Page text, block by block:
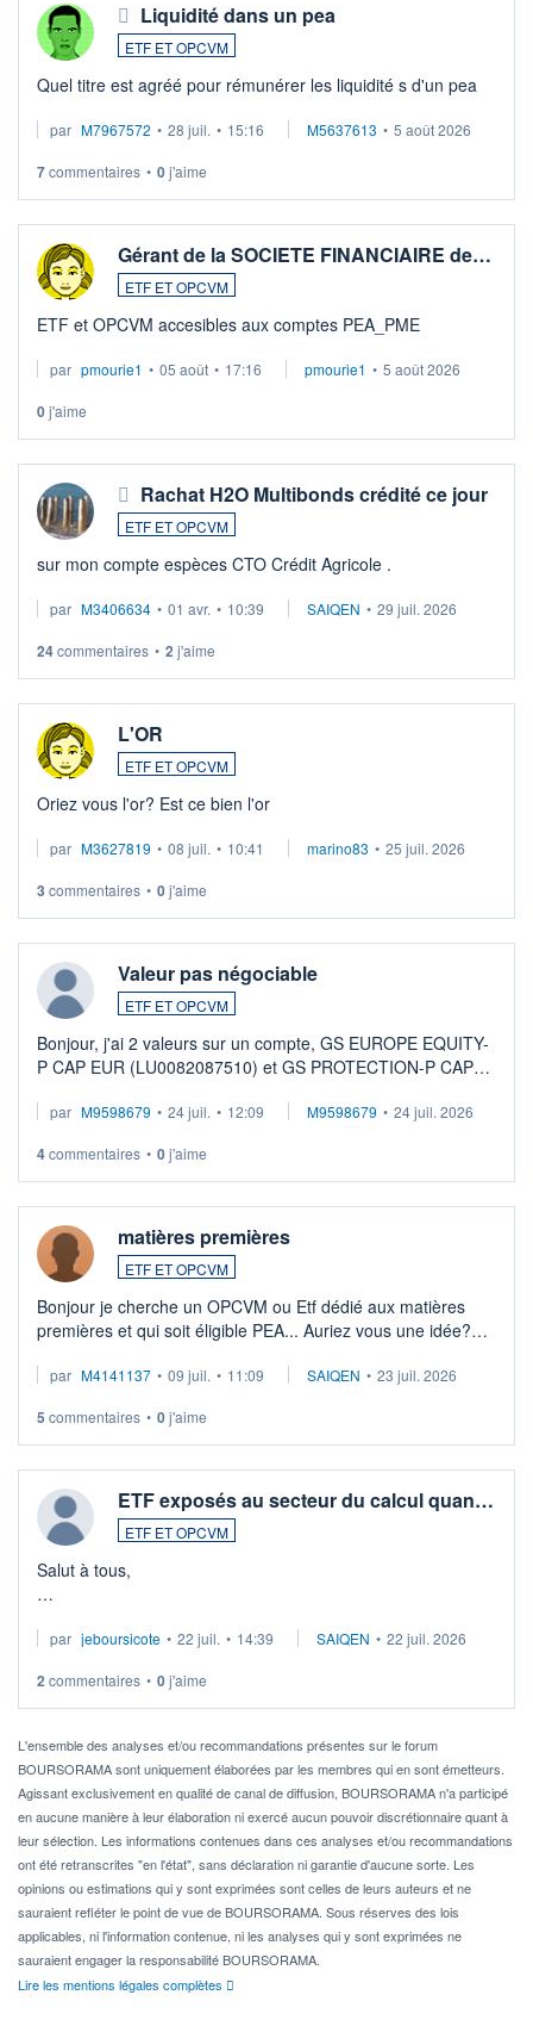
Liquidité dans un pea
ETF ET OPCVM
Quel titre est agréé pour rémunérer les liquidité s d'un pea
par M7967572 • 28 juil. • 15:16 M5637613 • 5 août 2026
7commentaires • 0j'aime
Gérant de la SOCIETE FINANCIAIRE de…
ETF ET OPCVM
ETF et OPCVM accesibles aux comptes PEA_PME
par pmourie1 • 05 août • 17:16 pmourie1 • 5 août 2026
0j'aime
Rachat H2O Multibonds crédité ce jour
ETF ET OPCVM
sur mon compte espèces CTO Crédit Agricole .
par M3406634 • 01 avr. • 10:39 SAIQEN • 29 juil. 2026
24commentaires • 2 j'aime
L'OR
ETF ET OPCVM
Oriez vous l'or? Est ce bien l'or
par M3627819 • 08 juil. • 10:41 marino83 • 25 juil. 2026
3 commentaires • 0j'aime
Valeur pas négociable
ETF ET OPCVM
Bonjour, j'ai 2 valeurs sur un compte, GS EUROPE EQUITY-
P CAP EUR (LU0082087510) et GS PROTECTION-P CAP
veux procéder à la vente, on me signale ...
par M9598679 • 24 juil. • 12:09 M9598679 • 24 juil. 2026
4commentaires • 0j'aime
matières premières
ETF ET OPCVM
Bonjour je cherche un OPCVM ou Etf dédié aux matières
premières et qui soit éligible PEA... Auriez vous une idée?
par M4141137 • 09 juil. • 11:09 SAIQEN • 23 juil. 2026
5 commentaires • 0j'aime
ETF exposés au secteur du calcul quan…
ETF ET OPCVM
Salut à tous,
via un ETF plutôt que des actions individuelles.
Idéalement, je voudrais qu'il soit éligible au PEA.
Pour l' ...
par jeboursicote • 22 juil. • 14:39 SAIQEN • 22 juil. 2026
2 commentaires • 0j'aime
L'ensemble des analyses et/ou recommandations présentes sur le forum
BOURSORAMA sont uniquement élaborées par les membres qui en sont émetteurs.
Agissant exclusivement en qualité de canal de diffusion, BOURSORAMA n'a participé
en aucune manière à leur élaboration ni exercé aucun pouvoir discrétionnaire quant à
leur sélection. Les informations contenues dans ces analyses et/ou recommandations
ont été retranscrites "en l'état", sans déclaration ni garantie d'aucune sorte. Les
opinions ou estimations qui y sont exprimées sont celles de leurs auteurs et ne
sauraient refléter le point de vue de BOURSORAMA. Sous réserves des lois
applicables, ni l'information contenue, ni les analyses qui y sont exprimées ne
sauraient engager la responsabilité BOURSORAMA.
Lire les mentions légales complètes